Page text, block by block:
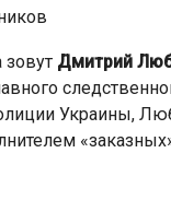
зовут Дмитрий
Украины,